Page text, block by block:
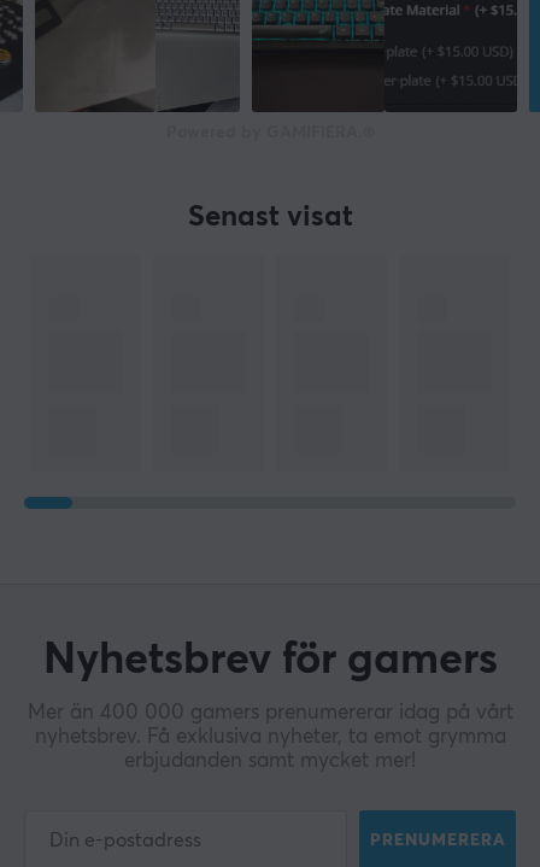
Senast visat
Nyhetsbrev för gamers
Mer än 400 000 gamers prenumererar idag på vårt
nyhetsbrev. Få exklusiva nyheter, ta emot grymma
erbjudanden samt mycket mer!
PRENUMERERA